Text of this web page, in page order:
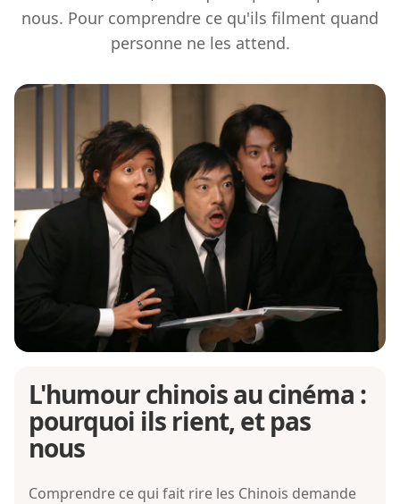
nous. Pour comprendre ce qu'ils filment quand
personne ne les attend.
L'humour chinois au cinéma :
pourquoi ils rient, et pas
nous
Comprendre ce qui fait rire les Chinois demande